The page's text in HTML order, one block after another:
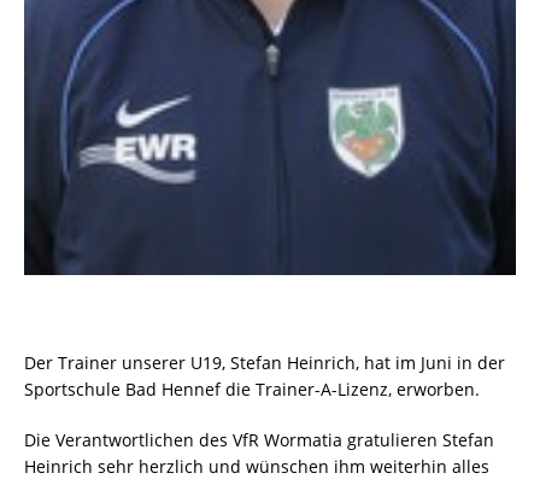
Der Trainer unserer U19, Stefan Heinrich, hat im Juni in der
Sportschule Bad Hennef die Trainer-A-Lizenz, erworben.
Die Verantwortlichen des VfR Wormatia gratulieren Stefan
Heinrich sehr herzlich und wünschen ihm weiterhin alles